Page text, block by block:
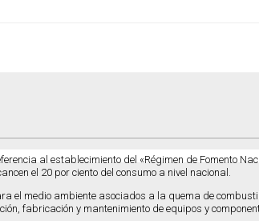
al establecimiento del «Régimen de Fomento
el 20 por ciento del consumo a nivel nacional.
el medio ambiente asociados a la quema de
fabricación y mantenimiento de equipos y